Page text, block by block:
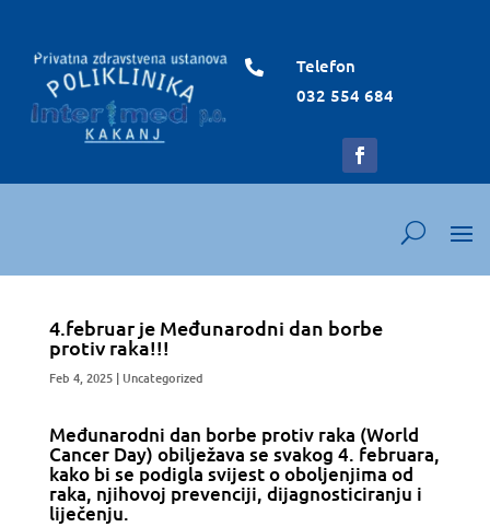

Telefon
032 554 684
4.februar je Međunarodni dan borbe
protiv raka!!!
Feb 4, 2025| Uncategorized
Međunarodni dan borbe protiv raka (World
Cancer Day) obilježava se svakog 4. februara,
kako bi se podigla svijest o oboljenjima od
raka, njihovoj prevenciji, dijagnosticiranju i
liječenju.